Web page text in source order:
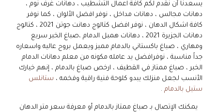
يسعدنا أن نقدم لكم كافة اعمال التشطيب ، دهانات غرف نوم ،
دهانات مجالس ، دهانات مداخل ، نوفر افضل الألوان ، كما نوفر
كافة اشكال الدهان ، نوفر افضل كتالوج دهانت جوتن 2021 ، كتالوج
دهانات الجزيرة 2021 ، دهانات همبل الدمام ،صباغ الخبر سريع
ومهاري ، صباغ باكستاني بالدمام مميز ويعمل بروح عاليه واسعاره
جداً مناسبة ، نوفرافضل يد عامله مكونه من معلم دهانات الدمام
الخبر ، صباغ ممتاز في القطيف ، ارخص صباغ بالدمام ، إنهم خيارك
الأنسب لجعل منزلك يبدو كلوحة فنية راقية وفخمه ، ستانلس
ستيل بالدمام .
يمكنك الإتصال بـ صباغ ممتاز بالدمام أو معرفة سعر متر الدهان